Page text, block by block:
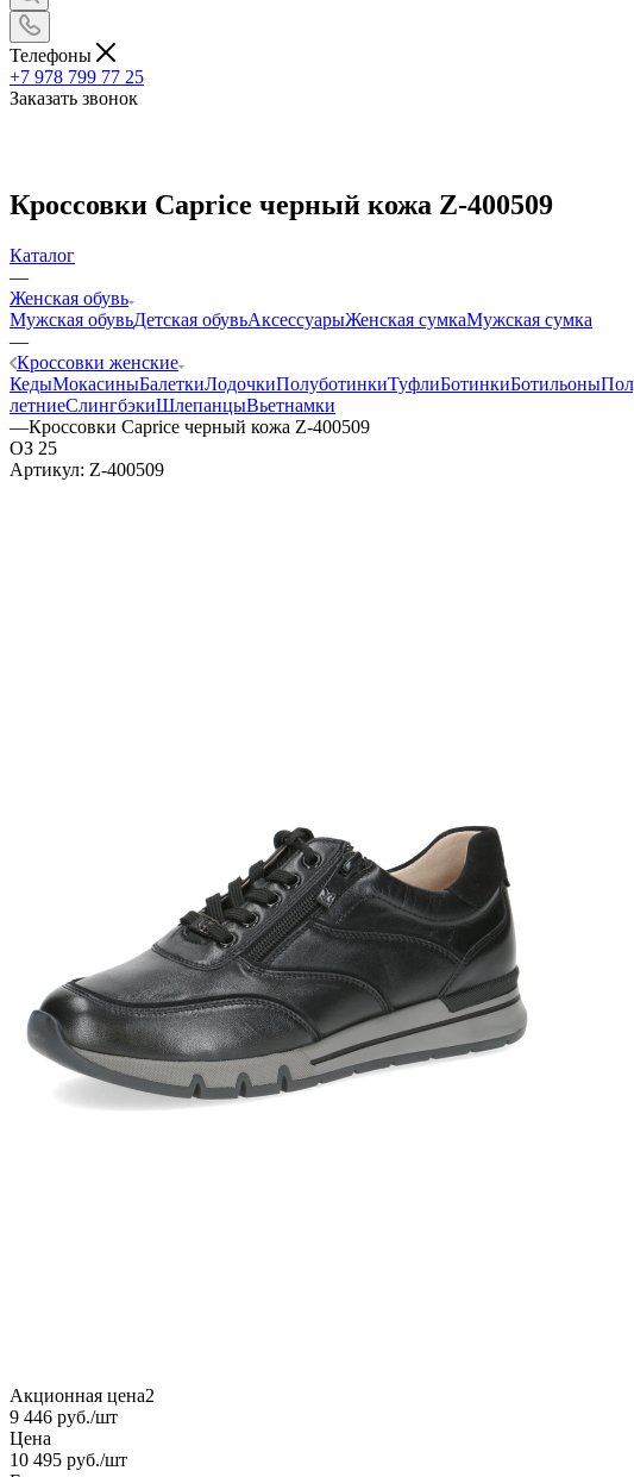
Телефоны
+7 978 799 77 25
Заказать звонок
Кроссовки Caprice черный кожа Z-400509
Каталог
—
Женская обувь
Мужская обувьДетская обувьАксессуарыЖенская сумкаМужская сумка
—
Кроссовки женские
КедыМокасиныБалеткиЛодочкиПолуботинкиТуфлиБотинкиБотильоны
летниеСлингбэкиШлепанцыВьетнамки
—Кроссовки Caprice черный кожа Z-400509
ОЗ 25
Артикул: Z-400509
Акционная цена2
9 446 руб./шт
Цена
10 495 руб./шт